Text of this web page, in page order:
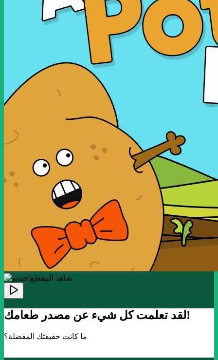
!شاهد المقطع
لقد تعلمت كل شيء عن مصدر طعامك!
ما كانت حقيقتك المفضلة؟